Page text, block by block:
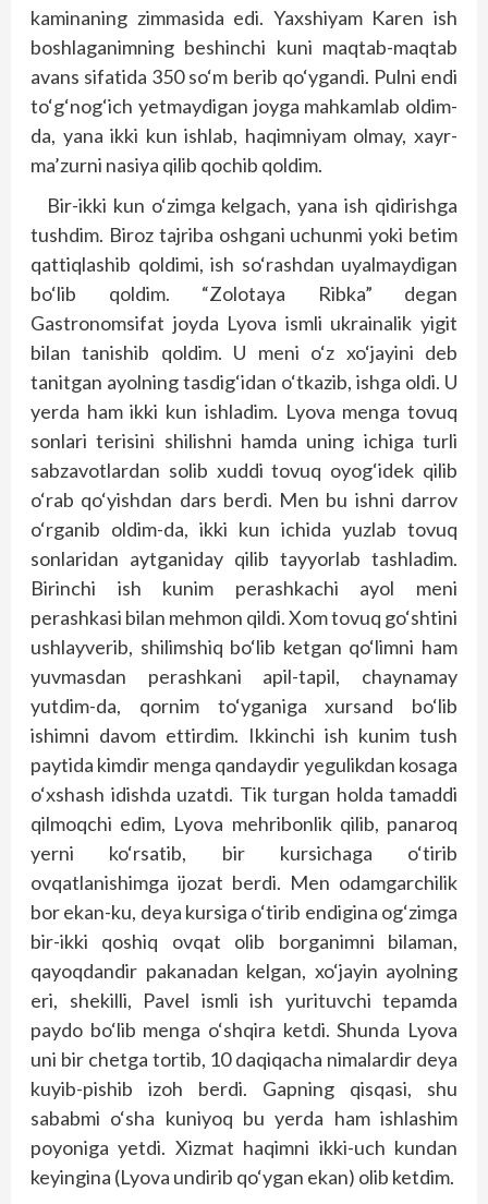
kaminaning zimmasida edi. Yaxshiyam Karen ish
boshlaganimning beshinchi kuni maqtab-maqtab
avans sifatida 350 so‘m berib qo‘ygandi. Pulni endi
to‘g‘nog‘ich yetmaydigan joyga mahkamlab oldim-
da, yana ikki kun ishlab, haqimniyam olmay, xayr-
ma’zurni nasiya qilib qochib qoldim.
Bir-ikki kun o‘zimga kelgach, yana ish qidirishga
tushdim. Biroz tajriba oshgani uchunmi yoki betim
qattiqlashib qoldimi, ish so‘rashdan uyalmaydigan
bo‘lib qoldim. “Zolotaya Ribka” degan
Gastronomsifat joyda Lyova ismli ukrainalik yigit
bilan tanishib qoldim. U meni o‘z xo‘jayini deb
tanitgan ayolning tasdig‘idan o‘tkazib, ishga oldi. U
yerda ham ikki kun ishladim. Lyova menga tovuq
sonlari terisini shilishni hamda uning ichiga turli
sabzavotlardan solib xuddi tovuq oyog‘idek qilib
o‘rab qo‘yishdan dars berdi. Men bu ishni darrov
o‘rganib oldim-da, ikki kun ichida yuzlab tovuq
sonlaridan aytganiday qilib tayyorlab tashladim.
Birinchi ish kunim perashkachi ayol meni
perashkasi bilan mehmon qildi. Xom tovuq go‘shtini
ushlayverib, shilimshiq bo‘lib ketgan qo‘limni ham
yuvmasdan perashkani apil-tapil, chaynamay
yutdim-da, qornim to‘yganiga xursand bo‘lib
ishimni davom ettirdim. Ikkinchi ish kunim tush
paytida kimdir menga qandaydir yegulikdan kosaga
o‘xshash idishda uzatdi. Tik turgan holda tamaddi
qilmoqchi edim, Lyova mehribonlik qilib, panaroq
yerni ko‘rsatib, bir kursichaga o‘tirib
ovqatlanishimga ijozat berdi. Men odamgarchilik
bor ekan-ku, deya kursiga o‘tirib endigina og‘zimga
bir-ikki qoshiq ovqat olib borganimni bilaman,
qayoqdandir pakanadan kelgan, xo‘jayin ayolning
eri, shekilli, Pavel ismli ish yurituvchi tepamda
paydo bo‘lib menga o‘shqira ketdi. Shunda Lyova
uni bir chetga tortib, 10 daqiqacha nimalardir deya
kuyib-pishib izoh berdi. Gapning qisqasi, shu
sababmi o‘sha kuniyoq bu yerda ham ishlashim
poyoniga yetdi. Xizmat haqimni ikki-uch kundan
keyingina (Lyova undirib qo‘ygan ekan) olib ketdim.